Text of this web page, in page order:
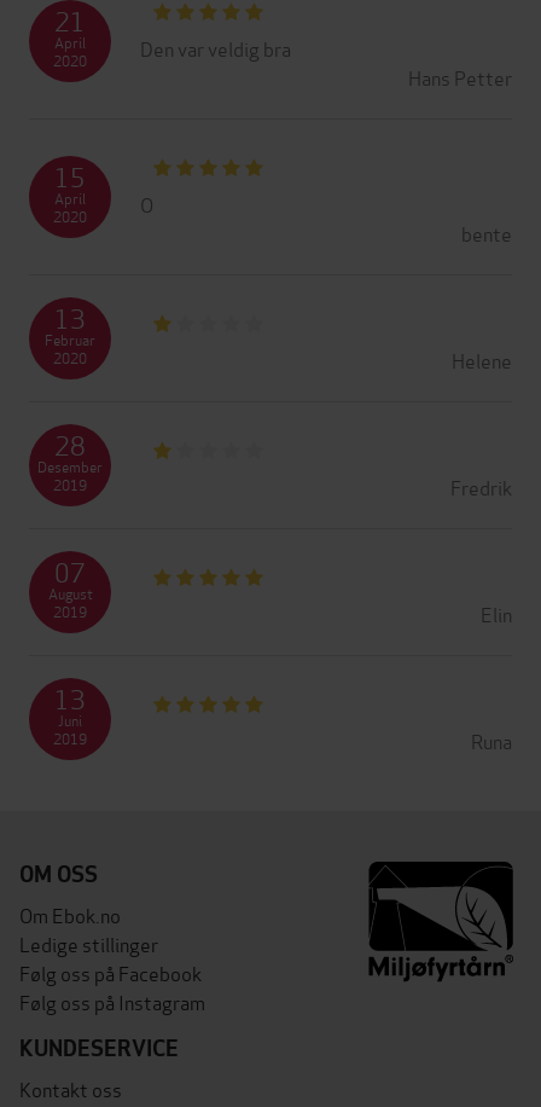
Den var veldig bra
Hans Petter
21
April
2020
O
bente
15
April
2020
Helene
13
Februar
2020
Fredrik
28
Desember
2019
Elin
07
August
2019
Runa
13
Juni
2019
OM OSS
Om Ebok.no
Ledige stillinger
Følg oss på Facebook
Følg oss på Instagram
KUNDESERVICE
Kontakt oss